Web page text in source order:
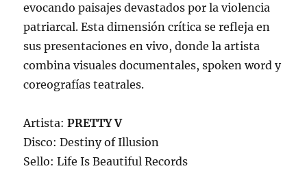
evocando paisajes devastados por la violencia
patriarcal. Esta dimensión crítica se refleja en
sus presentaciones en vivo, donde la artista
combina visuales documentales, spoken word y
coreografías teatrales.
Artista:PRETTY V
Disco: Destiny of Illusion
Sello: Life Is Beautiful Records